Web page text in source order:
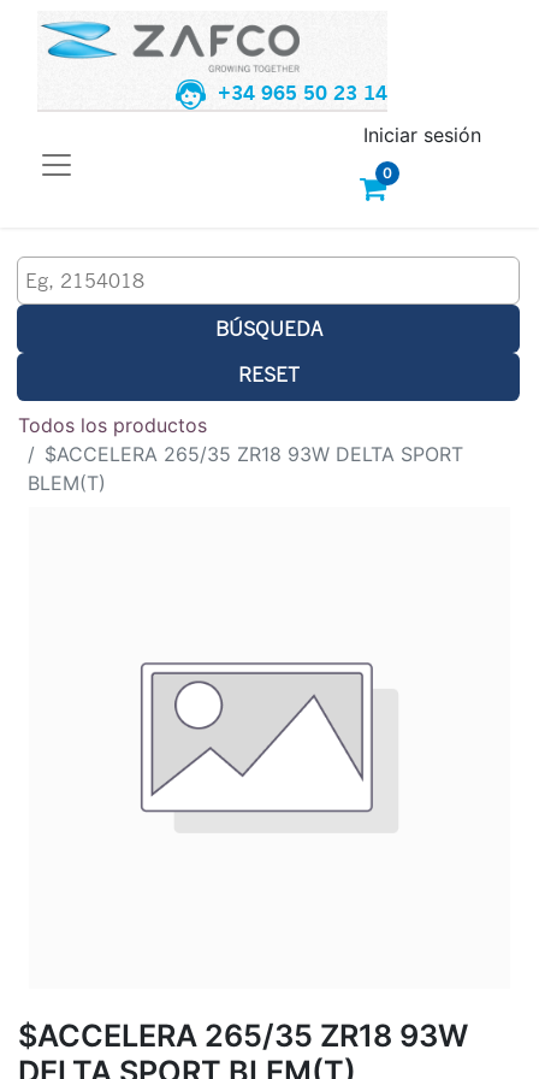
+34 965 50 23 14
0
Iniciar sesión
BÚSQUEDA
RESET
Todos los productos
$ACCELERA 265/35 ZR18 93W DELTA SPORT
BLEM(T)
$ACCELERA 265/35 ZR18 93W
DELTA SPORT BLEM(T)